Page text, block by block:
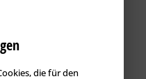
0|0%
die für den